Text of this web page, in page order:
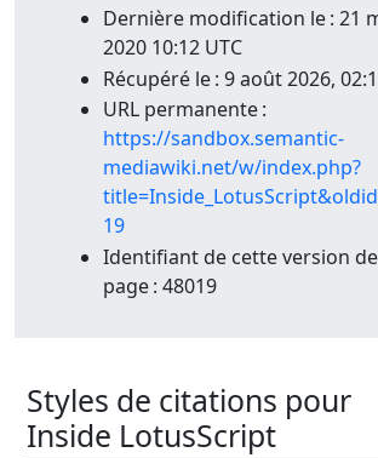
Dernière modification le : 21
2020 10:12 UTC
Récupéré le : 9 août 2026,
URL permanente :
https://sandbox.semantic-
mediawiki.net/w/index.php?
19
Identifiant de cette version de
page : 48019
Styles de citations pour
Inside LotusScript